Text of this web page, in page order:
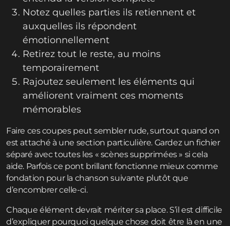
Notez quelles parties ils retiennent et
auxquelles ils répondent
émotionnellement
Retirez tout le reste, au moins
temporairement
Rajoutez seulement les éléments qui
améliorent vraiment ces moments
mémorables
Faire ces coupes peut sembler rude, surtout quand on
est attaché à une section particulière. Gardez un fichier
séparé avec toutes les « scènes supprimées » si cela
aide. Parfois ce pont brillant fonctionne mieux comme
fondation pour la chanson suivante plutôt que
d’encombrer celle-ci.
Chaque élément devrait mériter sa place. S’il est difficile
d’expliquer pourquoi quelque chose doit être là en une